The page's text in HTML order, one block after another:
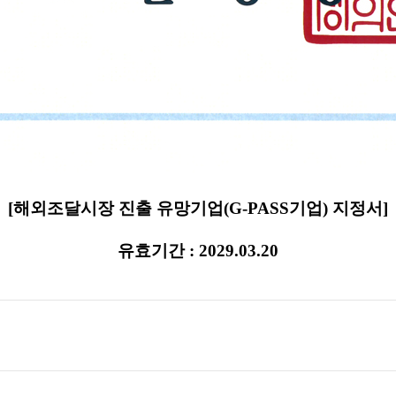
[해외조달시장 진출 유망기업(G-PASS기업) 지정서]
유효기간 : 2029.03.20